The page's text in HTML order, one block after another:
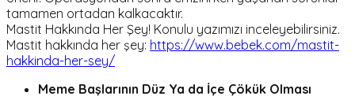
tamamen ortadan kalkacaktır.
Mastit Hakkında Her Şey! Konulu yazımızı inceleyebilirsiniz.
Mastit hakkında her şey: https://www.bebek.com/mastit-
hakkinda-her-sey/
Meme Başlarının Düz Ya da İçe Çökük Olması